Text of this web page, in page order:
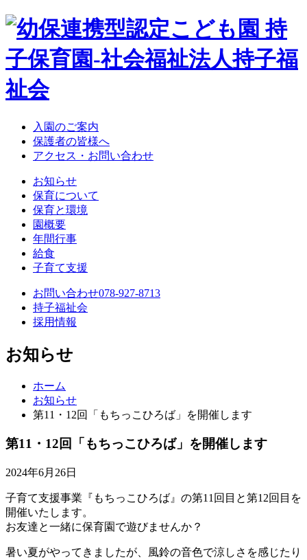
入園のご案内
保護者の皆様へ
アクセス・お問い合わせ
お知らせ
保育について
保育と環境
園概要
年間行事
給食
子育て支援
お問い合わせ078-927-8713
持子福祉会
採用情報
お知らせ
ホーム
お知らせ
第11・12回「もちっこひろば」を開催します
第11・12回「もちっこひろば」を開催します
2024年6月26日
子育て支援事業『もちっこひろば』の第11回目と第12回目を
開催いたします。
お友達と一緒に保育園で遊びませんか？
暑い夏がやってきましたが、風鈴の音色で涼しさを感じたり